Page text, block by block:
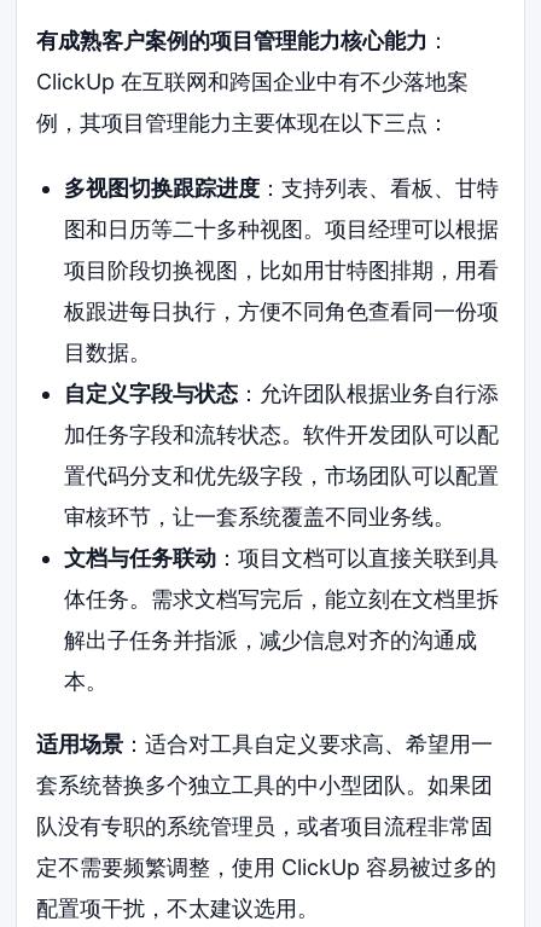
有成熟客户案例的项目管理能力核心能力 ：
ClickUp 在互联网和跨国企业中有不少落地案
例，其项目管理能力主要体现在以下三点：
多视图切换跟踪进度：支持列表、看板、甘特
图和日历等二十多种视图。项目经理可以根据
项目阶段切换视图，比如用甘特图排期，用看
板跟进每日执行，方便不同角色查看同一份项
目数据。
自定义字段与状态：允许团队根据业务自行添
加任务字段和流转状态。软件开发团队可以配
置代码分支和优先级字段，市场团队可以配置
审核环节，让一套系统覆盖不同业务线。
文档与任务联动：项目文档可以直接关联到具
体任务。需求文档写完后，能立刻在文档里拆
解出子任务并指派，减少信息对齐的沟通成
本。
适用场景 ：适合对工具自定义要求高、希望用一
套系统替换多个独立工具的中小型团队。如果团
队没有专职的系统管理员，或者项目流程非常固
定不需要频繁调整，使用 ClickUp 容易被过多的
配置项干扰，不太建议选用。